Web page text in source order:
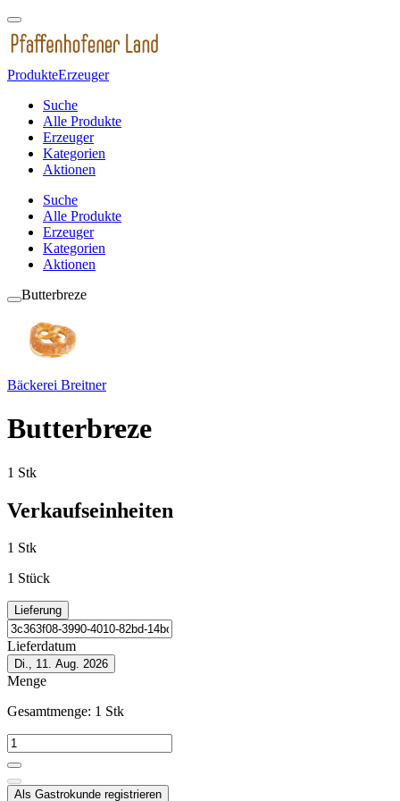
ProdukteErzeuger
Suche
Alle Produkte
Erzeuger
Kategorien
Aktionen
Suche
Alle Produkte
Erzeuger
Kategorien
Aktionen
Butterbreze
Bäckerei Breitner
Butterbreze
1 Stk
Verkaufseinheiten
1 Stk
1 Stück
Lieferung
Lieferdatum
Di., 11. Aug. 2026
Menge
Gesamtmenge: 1 Stk
Als Gastrokunde registrieren